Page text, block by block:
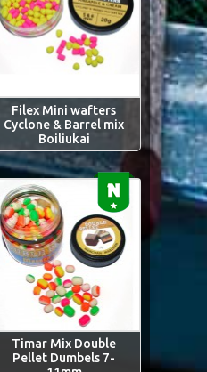
Filex Mini wafters
Cyclone & Barrel mix
Boiliukai
Timar Mix Double
Pellet Dumbels 7-